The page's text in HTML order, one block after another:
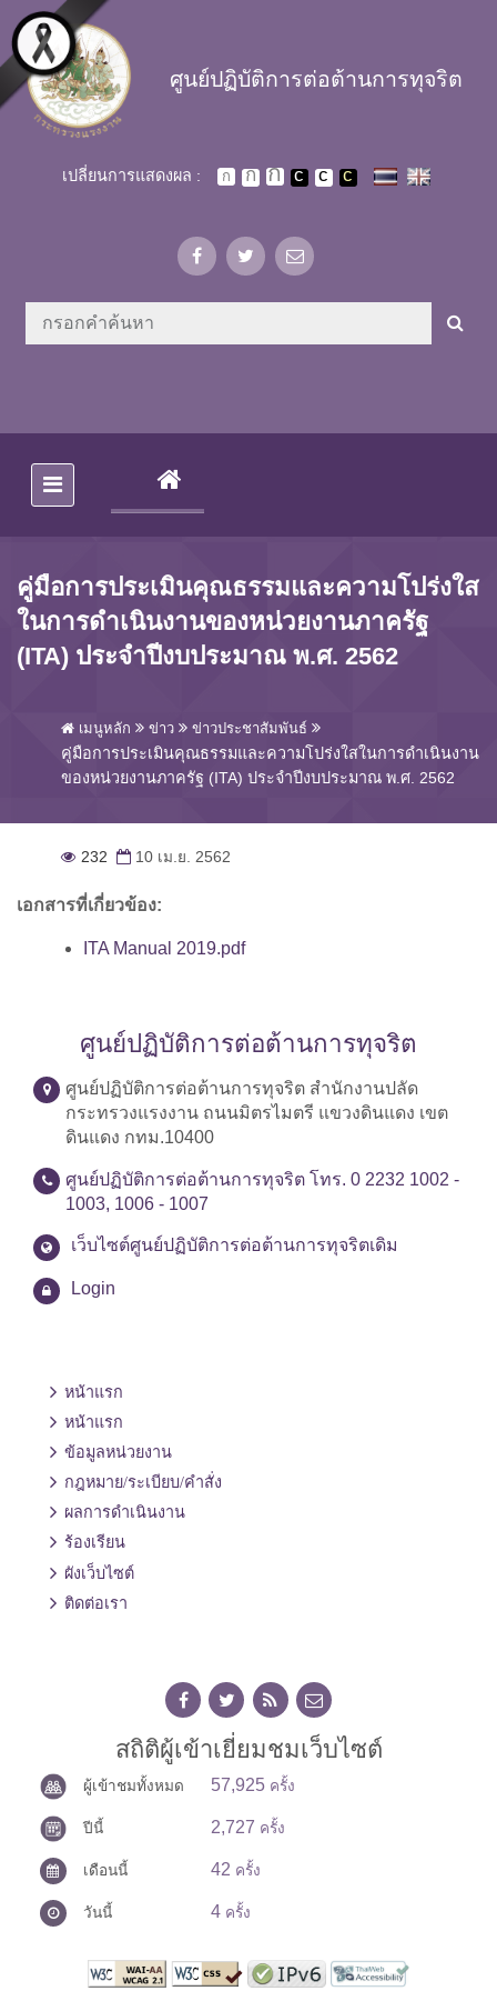
Skip to main content
ศูนย์ปฏิบัติการต่อต้านการทุจริต
เปลี่ยนการแสดงผล :
(CURRENT)
คู่มือการประเมินคุณธรรมและความโปร่งใส
ในการดำเนินงานของหน่วยงานภาครัฐ
(ITA) ประจำปีงบประมาณ พ.ศ. 2562
เมนูหลัก ข่าว ข่าวประชาสัมพันธ์
คู่มือการประเมินคุณธรรมและความโปร่งใสในการดำเนินงาน
ของหน่วยงานภาครัฐ (ITA) ประจำปีงบประมาณ พ.ศ. 2562
232 10 เม.ย. 2562
เอกสารที่เกี่ยวข้อง:
ITA Manual 2019.pdf
ศูนย์ปฏิบัติการต่อต้านการทุจริต
ศูนย์ปฏิบัติการต่อต้านการทุจริต สำนักงานปลัด
กระทรวงแรงงาน ถนนมิตรไมตรี แขวงดินแดง เขต
ดินแดง กทม.10400
ศูนย์ปฏิบัติการต่อต้านการทุจริต โทร. 0 2232 1002 -
1003, 1006 - 1007
เว็บไซต์ศูนย์ปฏิบัติการต่อต้านการทุจริตเดิม
Login
หน้าแรก
หน้าแรก
ข้อมูลหน่วยงาน
กฎหมาย/ระเบียบ/คำสั่ง
ผลการดำเนินงาน
ร้องเรียน
ผังเว็บไซต์
ติดต่อเรา
สถิติผู้เข้าเยี่ยมชมเว็บไซต์
ผู้เข้าชมทั้งหมด 57,925 ครั้ง
ปีนี้ 2,727 ครั้ง
เดือนนี้ 42 ครั้ง
วันนี้ 4 ครั้ง